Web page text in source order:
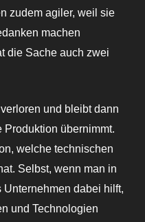
zudem agiler, weil sie
machen
die Sache auch zwei
und bleibt dann
Produktion übernimmt.
welche technischen
Selbst, wenn man in
dabei hilft,
und Technologien